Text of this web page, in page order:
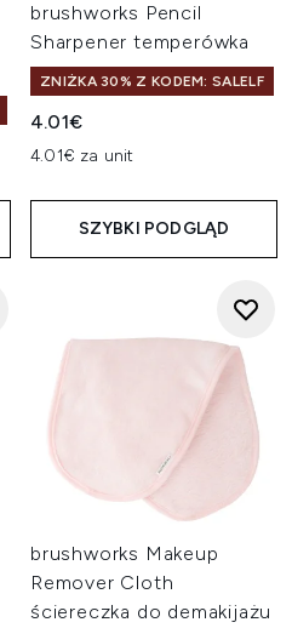
brushworks Pencil
Sharpener temperówka
ZNIŻKA 30% Z KODEM: SALELF
4.01€
4.01€ za unit
SZYBKI PODGLĄD
brushworks Makeup
Remover Cloth
ściereczka do demakijażu